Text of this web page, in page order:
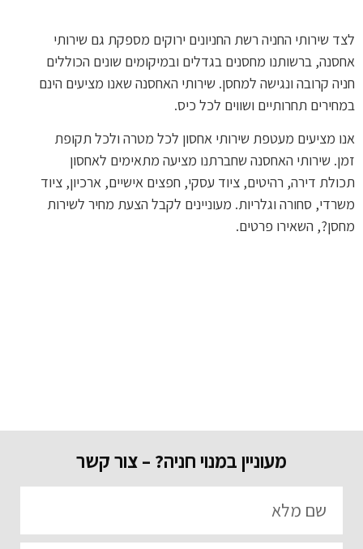
שירותי החניה רשת החניונים ירוקים מספקת גם שירותי
ברשותנו מחסנים בגדלים ובמיקומים שונים הכוללים
קרובה ונגישה למחסן. שירותי האחסנה שאנו מציעים הינם
תחרותיים ושווים לכל כיס.
מציעים מעטפת שירותי אחסון לכל מטרה ולכל תקופת
שירותי האחסנה שחברתנו מציעה מתאימים לאחסון
דירה, רהיטים, ציוד עסקי, חפצים אישיים, ארכיון, ציוד
סחורה וגלריות. מעוניינים לקבל הצעת מחיר לשירות
השאירו פרטים.
מעוניין במנוי חניה? – צור קשר